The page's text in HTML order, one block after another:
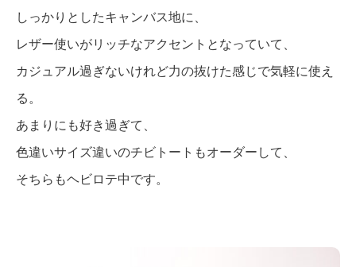
しっかりとしたキャンバス地に、
レザー使いがリッチなアクセントとなっていて、
カジュアル過ぎないけれど力の抜けた感じで気軽に使え
る。
あまりにも好き過ぎて、
色違いサイズ違いのチビトートもオーダーして、
そちらもヘビロテ中です。